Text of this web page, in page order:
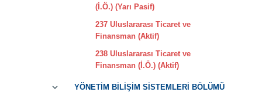
(İ.Ö.) (Yarı Pasif)
237 Uluslararası Ticaret ve
Finansman (Aktif)
238 Uluslararası Ticaret ve
Finansman (İ.Ö.) (Aktif)
YÖNETİM BİLİŞİM SİSTEMLERİ BÖLÜMÜ